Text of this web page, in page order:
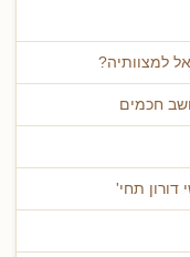
למצוותיה?
חכמים
תחי'